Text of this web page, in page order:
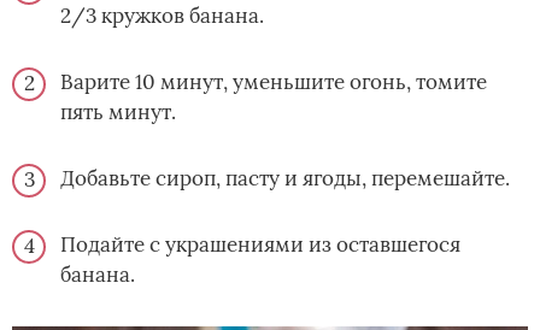
2/3 кружков банана.
Варите 10 минут, уменьшите огонь, томите
пять минут.
Добавьте сироп, пасту и ягоды, перемешайте.
Подайте с украшениями из оставшегося
банана.